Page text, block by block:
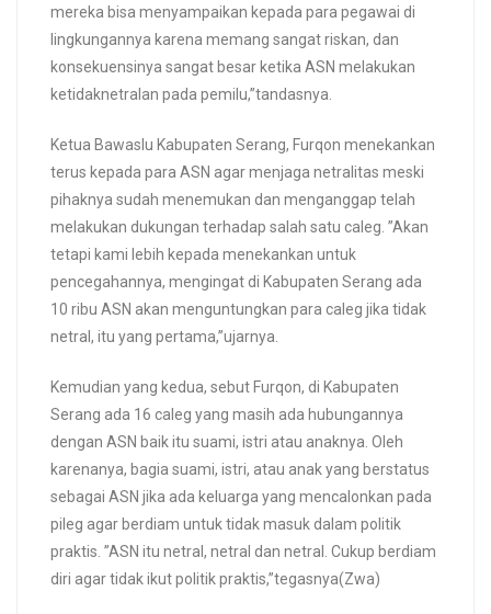
mereka bisa menyampaikan kepada para pegawai di
lingkungannya karena memang sangat riskan, dan
konsekuensinya sangat besar ketika ASN melakukan
ketidaknetralan pada pemilu,”tandasnya.
Ketua Bawaslu Kabupaten Serang, Furqon menekankan
terus kepada para ASN agar menjaga netralitas meski
pihaknya sudah menemukan dan menganggap telah
melakukan dukungan terhadap salah satu caleg. ”Akan
tetapi kami lebih kepada menekankan untuk
pencegahannya, mengingat di Kabupaten Serang ada
10 ribu ASN akan menguntungkan para caleg jika tidak
netral, itu yang pertama,”ujarnya.
Kemudian yang kedua, sebut Furqon, di Kabupaten
Serang ada 16 caleg yang masih ada hubungannya
dengan ASN baik itu suami, istri atau anaknya. Oleh
karenanya, bagia suami, istri, atau anak yang berstatus
sebagai ASN jika ada keluarga yang mencalonkan pada
pileg agar berdiam untuk tidak masuk dalam politik
praktis. ”ASN itu netral, netral dan netral. Cukup berdiam
diri agar tidak ikut politik praktis,”tegasnya(Zwa)